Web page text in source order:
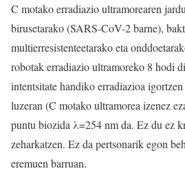
C motako erradiazio ultramorearen
birusetarako (SARS-CoV-2 barne),
multierresistenteetarako eta
robotak erradiazio ultramoreko 8 hodi
intentsitate handiko erradiazioa
luzeran (C motako ultramorea izenez
puntu biozida λ=254 nm da. Ez du ez
zeharkatzen. Ez da pertsonarik egon
eremuen barruan.